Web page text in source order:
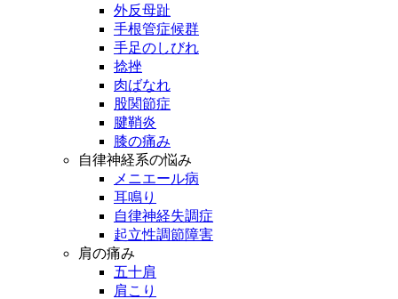
外反母趾
手根管症候群
手足のしびれ
捻挫
肉ばなれ
股関節症
腱鞘炎
膝の痛み
自律神経系の悩み
メニエール病
耳鳴り
自律神経失調症
起立性調節障害
肩の痛み
五十肩
肩こり